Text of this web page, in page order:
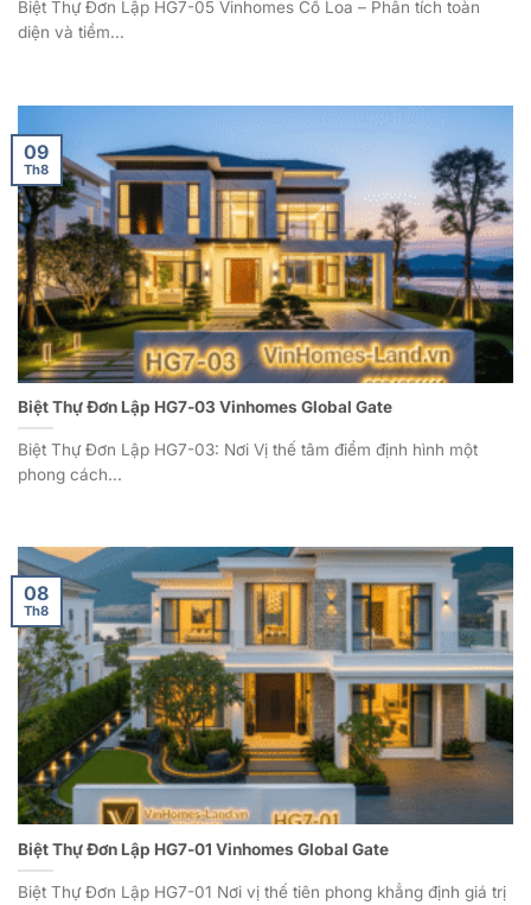
Biệt Thự Đơn Lập HG7-05 Vinhomes Cổ Loa – Phân tích toàn
diện và tiềm...
Biệt Thự Đơn Lập HG7-03 Vinhomes Global Gate
Biệt Thự Đơn Lập HG7-03: Nơi Vị thế tâm điểm định hình một
phong cách...
09
Th8
Biệt Thự Đơn Lập HG7-01 Vinhomes Global Gate
Biệt Thự Đơn Lập HG7-01 Nơi vị thế tiên phong khẳng định giá trị
08
Th8